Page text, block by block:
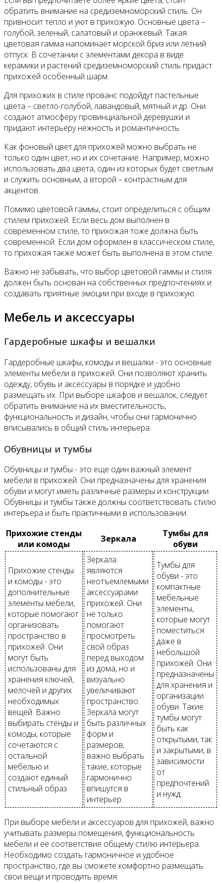
обратить внимание на средиземноморский стиль. Он
привносит тепло и уют в прихожую. Основные цвета –
голубой, зеленый, салатовый и оранжевый. Такая
цветовая гамма напоминает морской бриз или летний
отпуск. В сочетании с элементами декора в виде
керамики и растений средиземноморский стиль придаст
прихожей особенный шарм.
Для прихожих в стиле прованс подойдут пастельные
цвета – светло-голубой, лавандовый, мятный и др. Они
создают атмосферу провинциальной деревушки и
придают интерьеру нежность и романтичность.
Как фоновый цвет для прихожей можно выбрать не
только один цвет, но и их сочетание. Например, можно
использовать два цвета, один из которых будет светлым
и служить основным, а второй – контрастным для
акцентов.
Помимо цветовой гаммы, стоит определиться с общим
стилем прихожей. Если весь дом выполнен в
современном стиле, то прихожая тоже должна быть
современной. Если дом оформлен в классическом стиле,
то прихожая также может быть выполнена в этом стиле.
Важно не забывать, что выбор цветовой гаммы и стиля
должен быть основан на собственных предпочтениях и
создавать приятные эмоции при входе в прихожую.
Мебель и аксессуары
Гардеробные шкафы и вешалки
Гардеробные шкафы, комоды и вешалки - это основные
элементы мебели в прихожей. Они позволяют хранить
одежду, обувь и аксессуары в порядке и удобно
размещать их. При выборе шкафов и вешалок, следует
обратить внимание на их вместительность,
функциональность и дизайн, чтобы они гармонично
вписывались в общий стиль интерьера.
Обувницы и тумбы
Обувницы и тумбы - это еще один важный элемент
мебели в прихожей. Они предназначены для хранения
обуви и могут иметь различные размеры и конструкции.
Обувницы и тумбы также должны соответствовать стилю
интерьера и быть практичными в использовании.
Прихожие стенды
или комоды
Зеркала
Тумбы для
обуви
Прихожие стенды
и комоды - это
дополнительные
элементы мебели,
которые помогают
организовать
пространство в
прихожей. Они
могут быть
использованы для
хранения ключей,
мелочей и других
необходимых
вещей. Важно
выбирать стенды и
комоды, которые
сочетаются с
остальной
мебелью и
создают единый
стильный образ.
Зеркала
являются
неотъемлемыми
аксессуарами
прихожей. Они
не только
помогают
просмотреть
свой образ
перед выходом
из дома, но и
визуально
увеличивают
пространство.
Зеркала могут
быть различных
форм и
размеров,
важно выбрать
такие, которые
гармонично
впишутся в
интерьер.
Тумбы для
обуви - это
компактные
мебельные
элементы,
которые могут
поместиться
даже в
небольшой
прихожей. Они
предназначены
для хранения и
организации
обуви. Такие
тумбы могут
быть как
открытыми, так
и закрытыми, в
зависимости
от
предпочтений
и нужд.
При выборе мебели и аксессуаров для прихожей, важно
учитывать размеры помещения, функциональность
мебели и ее соответствие общему стилю интерьера.
Необходимо создать гармоничное и удобное
пространство, где вы сможете комфортно размещать
свои вещи и проводить время.